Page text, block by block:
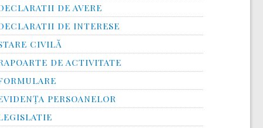
DE AVERE
DE INTERESE
CIVILĂ
DE ACTIVITATE
PERSOANELOR